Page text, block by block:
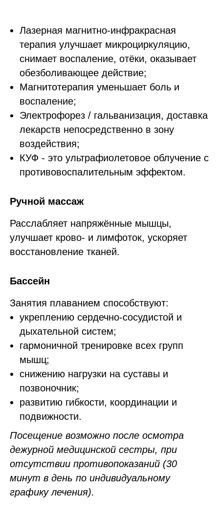
Лазерная магнитно-инфракрасная
терапия улучшает микроциркуляцию,
снимает воспаление, отёки, оказывает
обезболивающее действие;
Магнитотерапия уменьшает боль и
воспаление;
Электрофорез / гальванизация, доставка
лекарств непосредственно в зону
воздействия;
КУФ - это ультрафиолетовое облучение с
противовоспалительным эффектом.
Ручной массаж
Расслабляет напряжённые мышцы,
улучшает крово- и лимфоток, ускоряет
восстановление тканей.
Бассейн
Занятия плаванием способствуют:
укреплению сердечно-сосудистой и
дыхательной систем;
гармоничной тренировке всех групп
мышц;
снижению нагрузки на суставы и
позвоночник;
развитию гибкости, координации и
подвижности.
Посещение возможно после осмотра
дежурной медицинской сестры, при
отсутствии противопоказаний (30
минут в день по индивидуальному
графику лечения).